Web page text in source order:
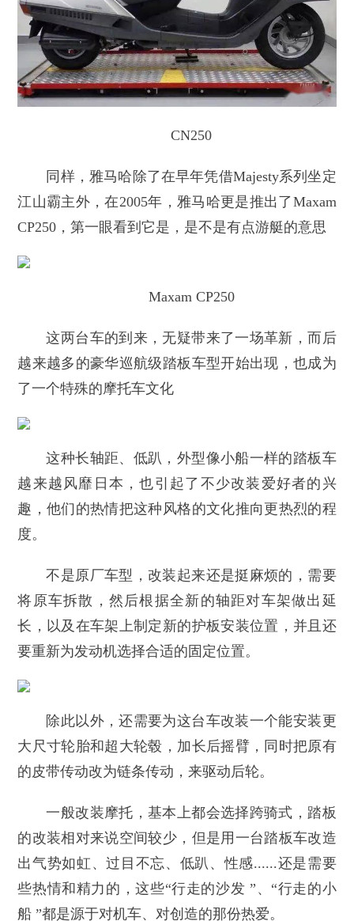
CN250
同样，雅马哈除了在早年凭借Majesty系列坐定
江山霸主外，在2005年，雅马哈更是推出了Maxam
CP250，第一眼看到它是，是不是有点游艇的意思
Maxam CP250
这两台车的到来，无疑带来了一场革新，而后
越来越多的豪华巡航级踏板车型开始出现，也成为
了一个特殊的摩托车文化
这种长轴距、低趴，外型像小船一样的踏板车
越来越风靡日本，也引起了不少改装爱好者的兴
趣，他们的热情把这种风格的文化推向更热烈的程
度。
不是原厂车型，改装起来还是挺麻烦的，需要
将原车拆散，然后根据全新的轴距对车架做出延
长，以及在车架上制定新的护板安装位置，并且还
要重新为发动机选择合适的固定位置。
除此以外，还需要为这台车改装一个能安装更
大尺寸轮胎和超大轮毂，加长后摇臂，同时把原有
的皮带传动改为链条传动，来驱动后轮。
一般改装摩托，基本上都会选择跨骑式，踏板
的改装相对来说空间较少，但是用一台踏板车改造
出气势如虹、过目不忘、低趴、性感......还是需要
些热情和精力的，这些“行走的沙发 ”、“行走的小
船 ”都是源于对机车、对创造的那份热爱。